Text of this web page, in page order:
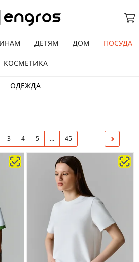
ДЕТЯМ ДОМ ПОСУДА
КОСМЕТИКА
ОДЕЖДА
3 4 5 ... 45